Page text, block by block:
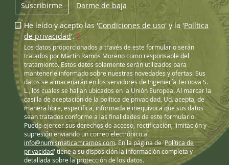
Suscribirme Darme de baja
He leído y acepto las 'Condiciones de uso' y la 'Política
de privacidad'.*
Los datos proporcionados a través de este formulario serán
tratados por Martín Ramos Moreno como responsable del
tratamiento. Estos datos solamente serán utilizados para
mantenerle informado sobre nuestras novedades y ofertas. Sus
datos se almacenarán en los servidores de Ingeniería Tecnova S.
L., los cuales se hallan ubicados en la Unión Europea. Al marcar la
casilla de aceptación de la política de privacidad, Ud. acepta, de
manera libre, específica, informada e inequívoca que sus datos
sean tratados conforme a las finalidades de este formulario.
Puede ejercer sus derechos de acceso, rectificación, limitación y
supresión enviando un correo electrónico a
info@numismaticamramos.com. En la página de 'Política de
privacidad' tiene a su disposición la información completa y
detallada sobre la protección de los datos.